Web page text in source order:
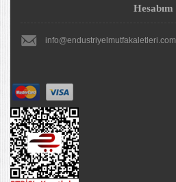
Hesabım
info@endustriyelmutfakaletleri.com